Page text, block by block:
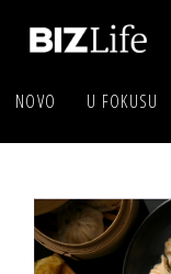
NOVO U FOKUSU